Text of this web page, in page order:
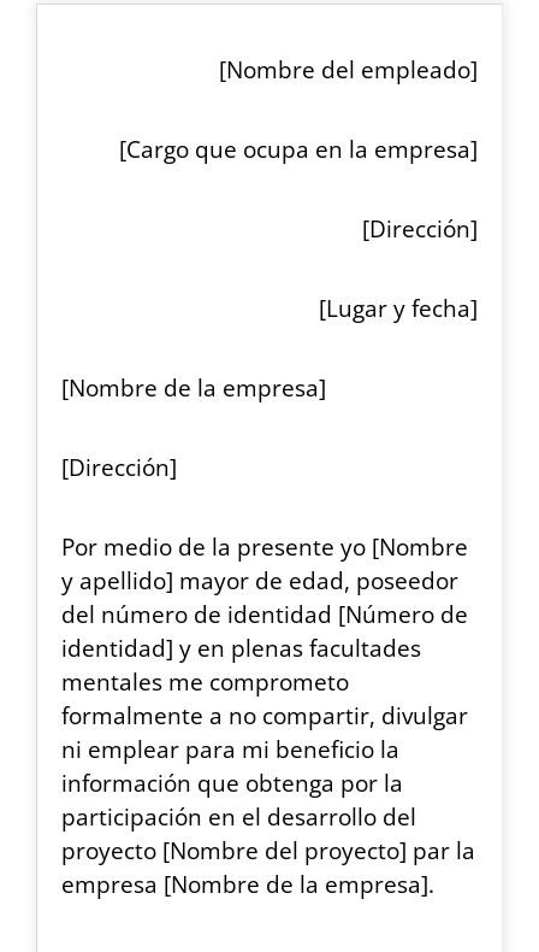
[Nombre del empleado]
[Cargo que ocupa en la empresa]
[Dirección]
[Lugar y fecha]
[Nombre de la empresa]
[Dirección]
Por medio de la presente yo [Nombre
y apellido] mayor de edad, poseedor
del número de identidad [Número de
identidad] y en plenas facultades
mentales me comprometo
formalmente a no compartir, divulgar
ni emplear para mi beneficio la
información que obtenga por la
participación en el desarrollo del
proyecto [Nombre del proyecto] par la
empresa [Nombre de la empresa].